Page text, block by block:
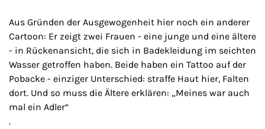
Aus Gründen der Ausgewogenheit hier noch ein anderer
Cartoon: Er zeigt zwei Frauen - eine junge und eine ältere
- in Rückenansicht, die sich in Badekleidung im seichten
Wasser getroffen haben. Beide haben ein Tattoo auf der
Pobacke - einziger Unterschied: straffe Haut hier, Falten
dort. Und so muss die Ältere erklären: „Meines war auch
mal ein Adler“
.